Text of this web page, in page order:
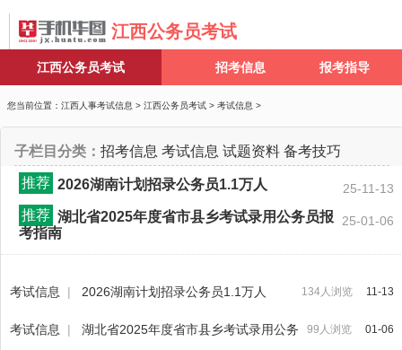
江西公务员考试
江西公务员考试 招考信息 报考指导
您当前位置： 江西人事考试信息 > 江西公务员考试 > 考试信息 >
子栏目分类： 招考信息 考试信息 试题资料 备考技巧
推荐 25-11-13
2026湖南计划招录公务员1.1万人
推荐
25-01-06
湖北省2025年度省市县乡考试录用公务员报
考指南
11-13
134人浏览
考试信息 | 2026湖南计划招录公务员1.1万人
01-06
99人浏览
考试信息 |
湖北省2025年度省市县乡考试录用公务